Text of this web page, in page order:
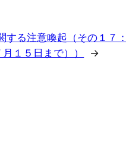
る注意喚起（その１７：
１５日まで））
→